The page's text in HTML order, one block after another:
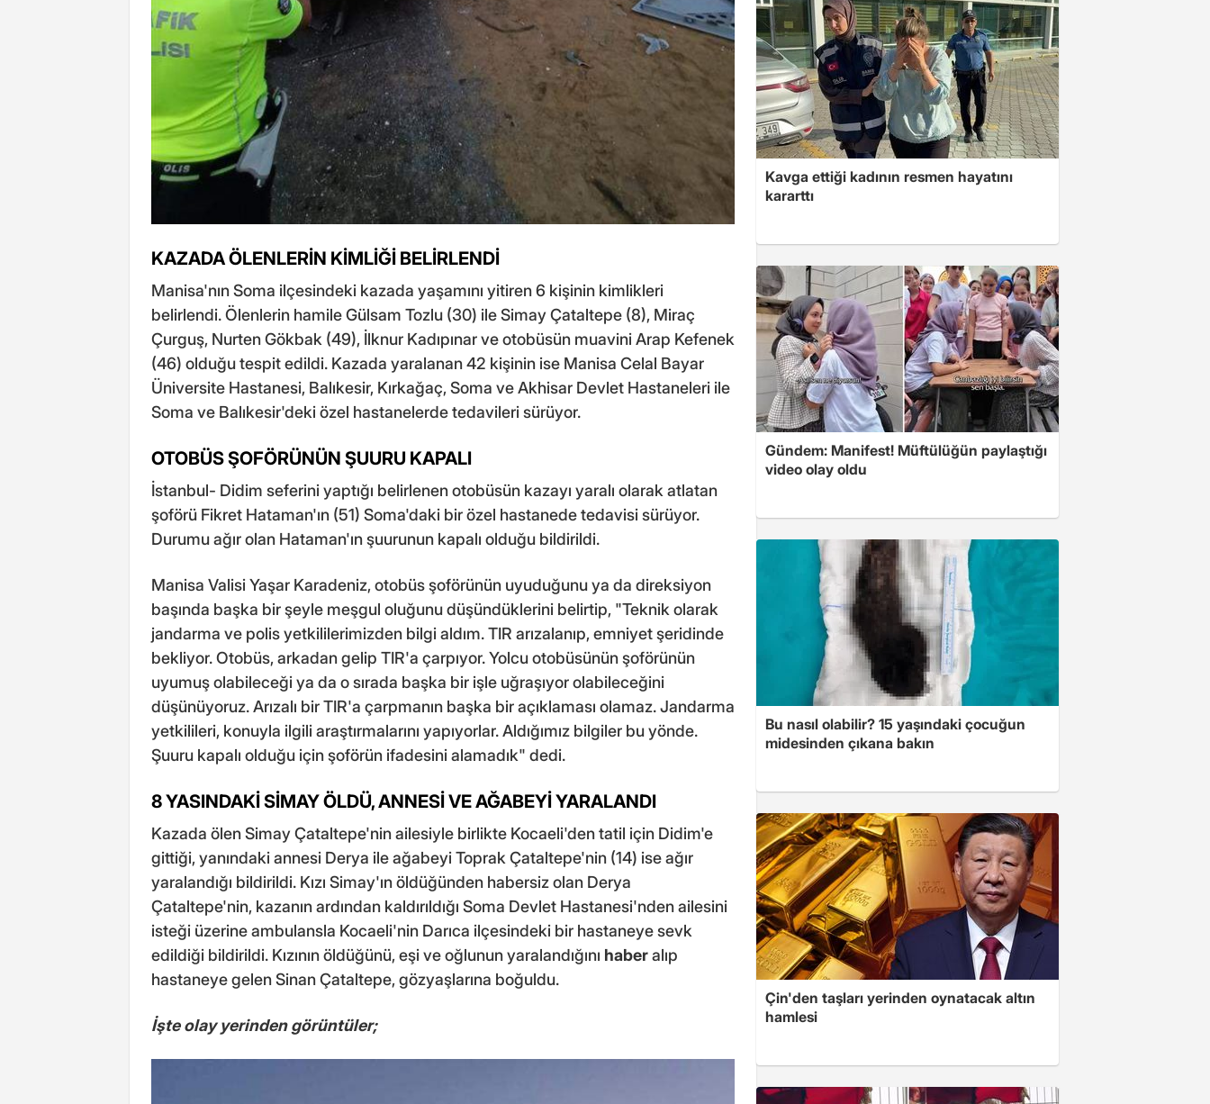
KAZADA ÖLENLERİN KİMLİĞİ BELİRLENDİ
Manisa'nın Soma ilçesindeki kazada yaşamını yitiren 6 kişinin kimlikleri
belirlendi. Ölenlerin hamile Gülsam Tozlu (30) ile Simay Çataltepe (8), Miraç
Çurguş, Nurten Gökbak (49), İlknur Kadıpınar ve otobüsün muavini Arap Kefenek
(46) olduğu tespit edildi. Kazada yaralanan 42 kişinin ise Manisa Celal Bayar
Üniversite Hastanesi, Balıkesir, Kırkağaç, Soma ve Akhisar Devlet Hastaneleri ile
Soma ve Balıkesir'deki özel hastanelerde tedavileri sürüyor.
OTOBÜS ŞOFÖRÜNÜN ŞUURU KAPALI
İstanbul- Didim seferini yaptığı belirlenen otobüsün kazayı yaralı olarak atlatan
şoförü Fikret Hataman'ın (51) Soma'daki bir özel hastanede tedavisi sürüyor.
Durumu ağır olan Hataman'ın şuurunun kapalı olduğu bildirildi.
Manisa Valisi Yaşar Karadeniz, otobüs şoförünün uyuduğunu ya da direksiyon
başında başka bir şeyle meşgul oluğunu düşündüklerini belirtip, "Teknik olarak
jandarma ve polis yetkililerimizden bilgi aldım. TIR arızalanıp, emniyet şeridinde
bekliyor. Otobüs, arkadan gelip TIR'a çarpıyor. Yolcu otobüsünün şoförünün
uyumuş olabileceği ya da o sırada başka bir işle uğraşıyor olabileceğini
düşünüyoruz. Arızalı bir TIR'a çarpmanın başka bir açıklaması olamaz. Jandarma
yetkilileri, konuyla ilgili araştırmalarını yapıyorlar. Aldığımız bilgiler bu yönde.
Şuuru kapalı olduğu için şoförün ifadesini alamadık" dedi.
8 YASINDAKİ SİMAY ÖLDÜ, ANNESİ VE AĞABEYİ YARALANDI
Kazada ölen Simay Çataltepe'nin ailesiyle birlikte Kocaeli'den tatil için Didim'e
gittiği, yanındaki annesi Derya ile ağabeyi Toprak Çataltepe'nin (14) ise ağır
yaralandığı bildirildi. Kızı Simay'ın öldüğünden habersiz olan Derya
Çataltepe'nin, kazanın ardından kaldırıldığı Soma Devlet Hastanesi'nden ailesini
isteği üzerine ambulansla Kocaeli'nin Darıca ilçesindeki bir hastaneye sevk
edildiği bildirildi. Kızının öldüğünü, eşi ve oğlunun yaralandığını haberalıp
hastaneye gelen Sinan Çataltepe, gözyaşlarına boğuldu.
İşte olay yerinden görüntüler;
Kavga ettiği kadının resmen hayatını
kararttı
Gündem: Manifest! Müftülüğün paylaştığı
video olay oldu
Bu nasıl olabilir? 15 yaşındaki çocuğun
midesinden çıkana bakın
Çin'den taşları yerinden oynatacak altın
hamlesi